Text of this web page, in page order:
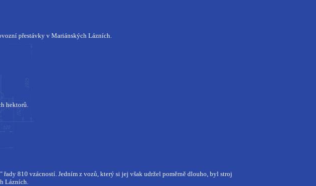
přestávky v Mariánských Lázních.
hektorů.
810 vzácností. Jedním z vozů, který si jej však udržel poměrně dlouho, byl stroj
Lázních.